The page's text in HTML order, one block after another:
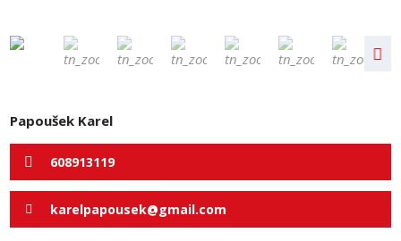
Papoušek Karel
608913119
karelpapousek@gmail.com